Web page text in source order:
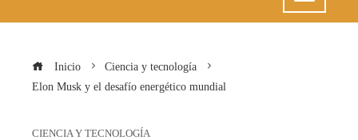
Inicio
Ciencia y tecnología
Elon Musk y el desafío energético mundial
CIENCIA Y TECNOLOGÍA